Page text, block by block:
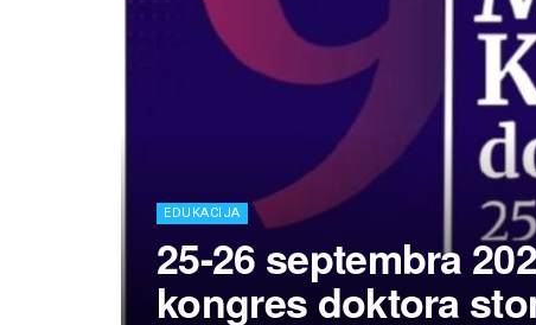
EDUKACIJA
25-26 septembra
kongres doktora